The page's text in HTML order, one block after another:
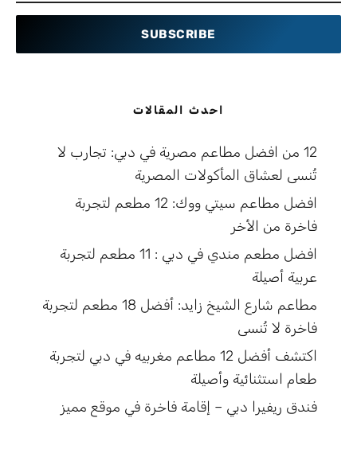
SUBSCRIBE
احدث المقالات
12 من افضل مطاعم مصرية في دبي: تجارب لا
تُنسى لعشاق المأكولات المصرية
افضل مطاعم سيتي ووك: 12 مطعم لتجربة
فاخرة من الأخر
افضل مطعم مندي في دبي : 11 مطعم لتجربة
عربية أصيلة
مطاعم شارع الشيخ زايد: أفضل 18 مطعم لتجربة
فاخرة لا تُنسى
اكتشف أفضل 12 مطاعم مغربيه في دبي لتجربة
طعام استثنائية وأصيلة
فندق ريفيرا دبي – إقامة فاخرة في موقع مميز